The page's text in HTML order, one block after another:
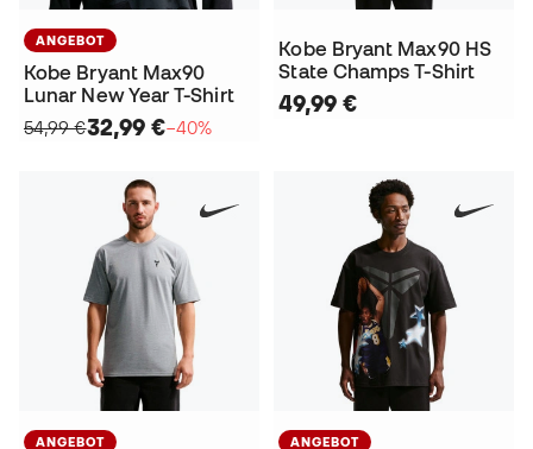
ANGEBOT
Kobe Bryant Max90
Lunar New Year T-Shirt
54,99 €32,99 €−40%
Kobe Bryant Max90 HS
State Champs T-Shirt
49,99 €
ANGEBOT ANGEBOT